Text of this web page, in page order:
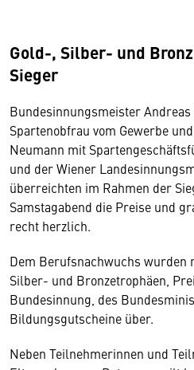
Gold-, Silber- und
Sieger
Bundesinnungsmeister
Spartenobfrau vom Gewerbe
Neumann mit
und der Wiener
überreichten im Rahmen der
Samstagabend die Preise und
recht herzlich.
Dem Berufsnachwuchs wurden
Silber- und Bronzetrophäen,
Bundesinnung, des
Bildungsgutscheine über.
Neben Teilnehmerinnen und